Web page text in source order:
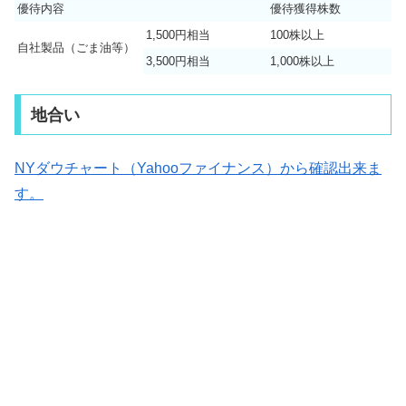
優待内容 優待獲得株数
自社製品（ごま油等）
1,500円相当
100株以上
3,500円相当
1,000株以上
地合い
NYダウチャート（Yahooファイナンス）から確認出来ま
す。